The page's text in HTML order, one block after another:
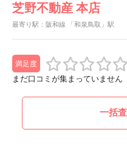
芝野不動産 本店
最寄り駅：阪和線 「和泉鳥取」駅
満足度
まだ口コミが集まっていません
一括